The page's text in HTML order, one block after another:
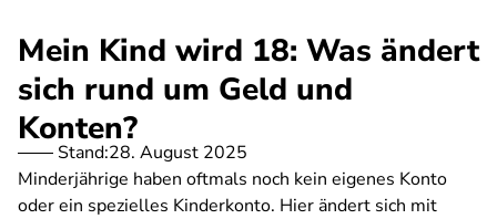
Mein Kind wird 18: Was ändert
sich rund um Geld und
Konten?
Stand:28. August 2025
Minderjährige haben oftmals noch kein eigenes Konto
oder ein spezielles Kinderkonto. Hier ändert sich mit